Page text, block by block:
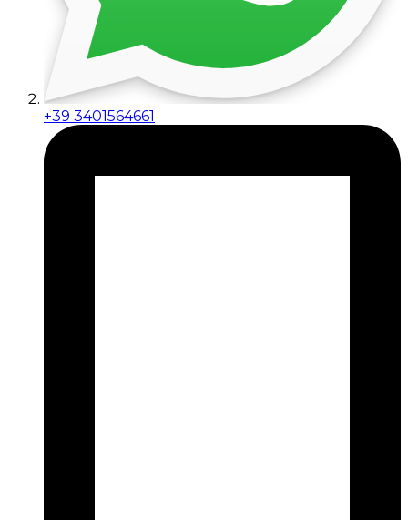
+39 3401564661